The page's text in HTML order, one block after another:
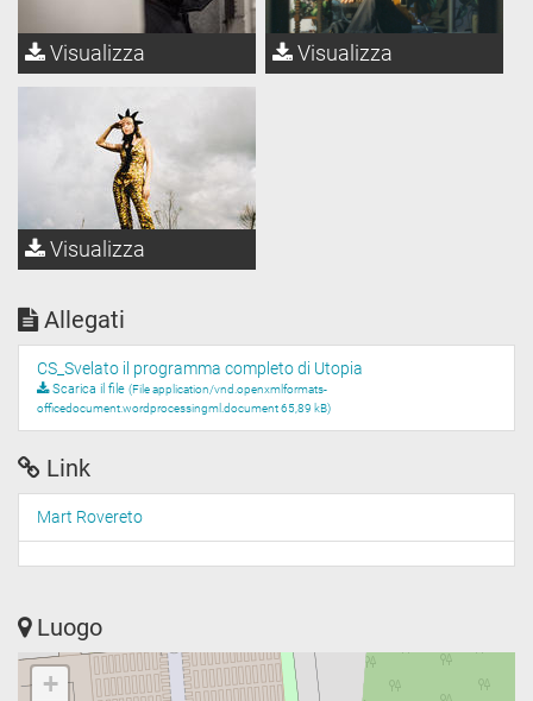
Visualizza Visualizza
Visualizza
Allegati
CS_Svelato il programma completo di Utopia
Scarica il file (File application/vnd.openxmlformats-
officedocument.wordprocessingml.document 65,89 kB)
Link
Mart Rovereto
Luogo
+